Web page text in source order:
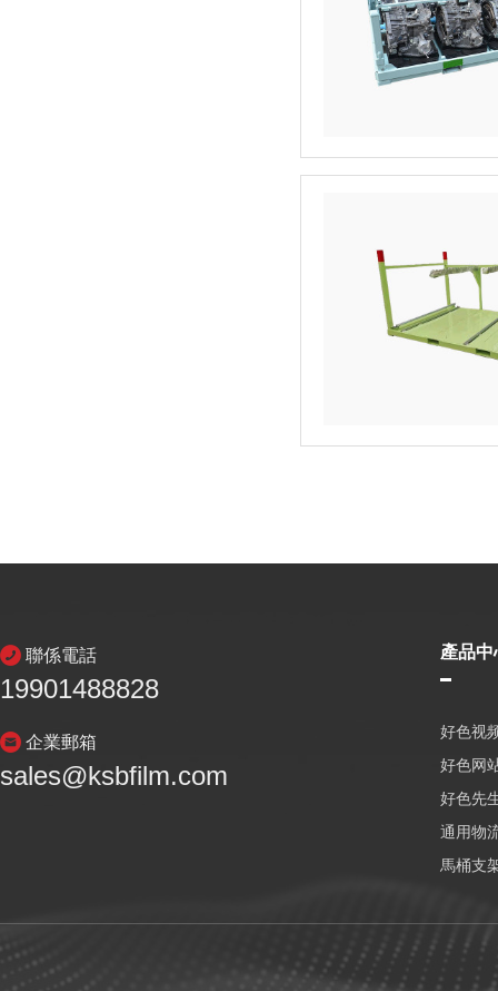
聯係電話
19901488828
企業郵箱
sales@ksbfilm.com
產品中
好色视
好色网
好色先
通用物
馬桶支